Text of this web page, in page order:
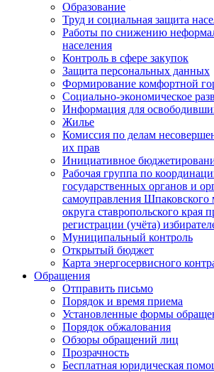
Образование
Труд и социальная защита
Работы по снижению
населения
Контроль в сфере закупок
Защита персональных данных
Формирование комфортной
Социально-экономическое
Информация для
Жилье
Комиссия по делам
их прав
Инициативное
Рабочая группа по
государственных органов и
самоуправления
округа ставропольского края
регистрации (учёта)
Муниципальный контроль
Открытый бюджет
Карта энергосервисного
Обращения
Отправить письмо
Порядок и время приема
Установленные формы
Порядок обжалования
Обзоры обращений лиц
Прозрачность
Бесплатная юридическая